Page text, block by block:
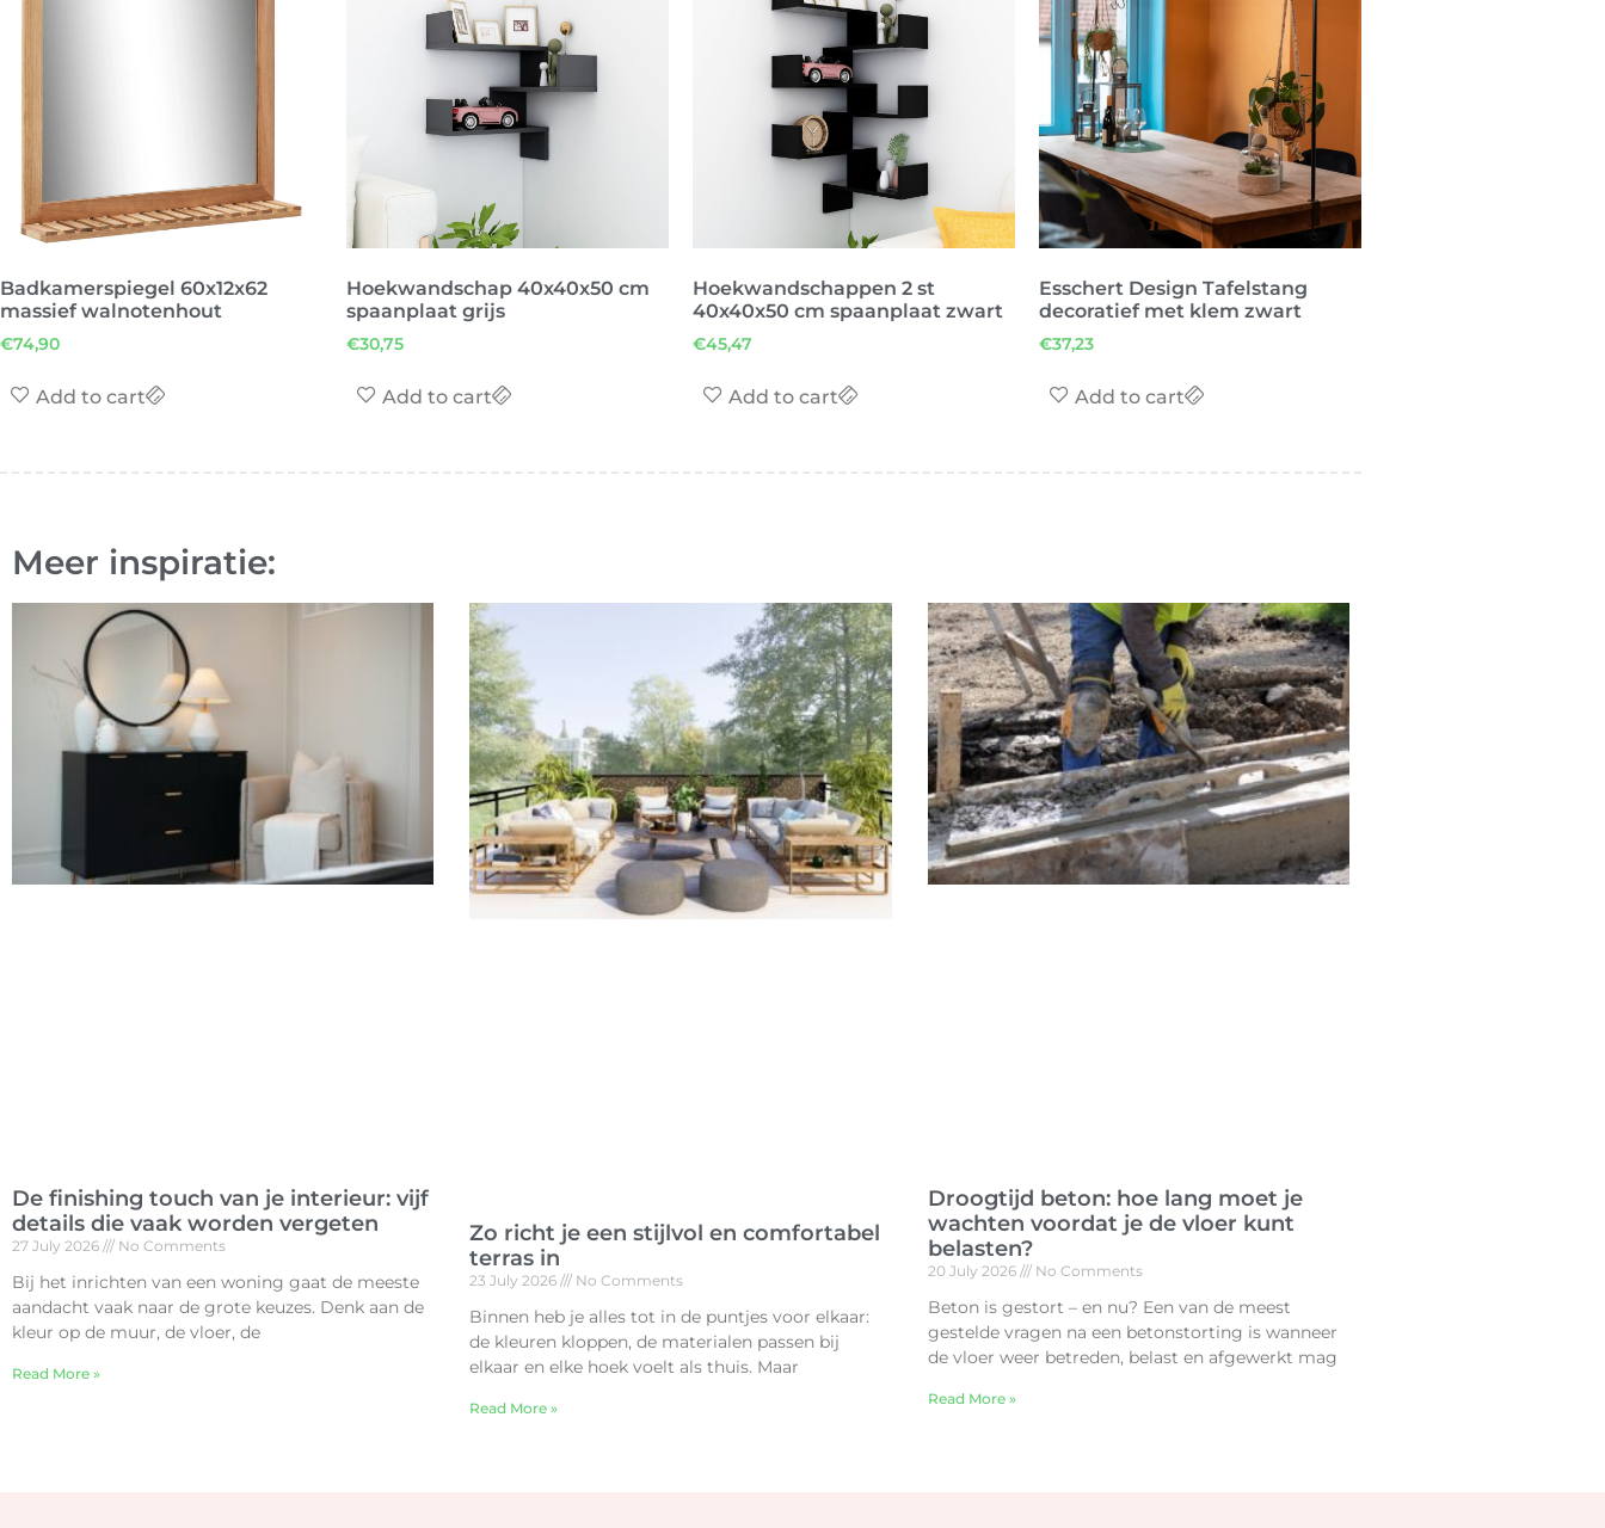
Badkamerspiegel 60x12x62
massief walnotenhout
€74,90
Add to cart
Hoekwandschap 40x40x50 cm
spaanplaat grijs
€30,75
Add to cart
Hoekwandschappen 2 st
40x40x50 cm spaanplaat zwart
€45,47
Add to cart
Esschert Design Tafelstang
decoratief met klem zwart
€37,23
Add to cart
Meer inspiratie:
De finishing touch van je interieur: vijf
details die vaak worden vergeten
27 July 2026 No Comments
Bij het inrichten van een woning gaat de meeste
aandacht vaak naar de grote keuzes. Denk aan de
kleur op de muur, de vloer, de
Read More »
Zo richt je een stijlvol en comfortabel
terras in
23 July 2026 No Comments
Binnen heb je alles tot in de puntjes voor elkaar:
de kleuren kloppen, de materialen passen bij
elkaar en elke hoek voelt als thuis. Maar
Read More »
Droogtijd beton: hoe lang moet je
wachten voordat je de vloer kunt
belasten?
20 July 2026 No Comments
Beton is gestort – en nu? Een van de meest
gestelde vragen na een betonstorting is wanneer
de vloer weer betreden, belast en afgewerkt mag
Read More »